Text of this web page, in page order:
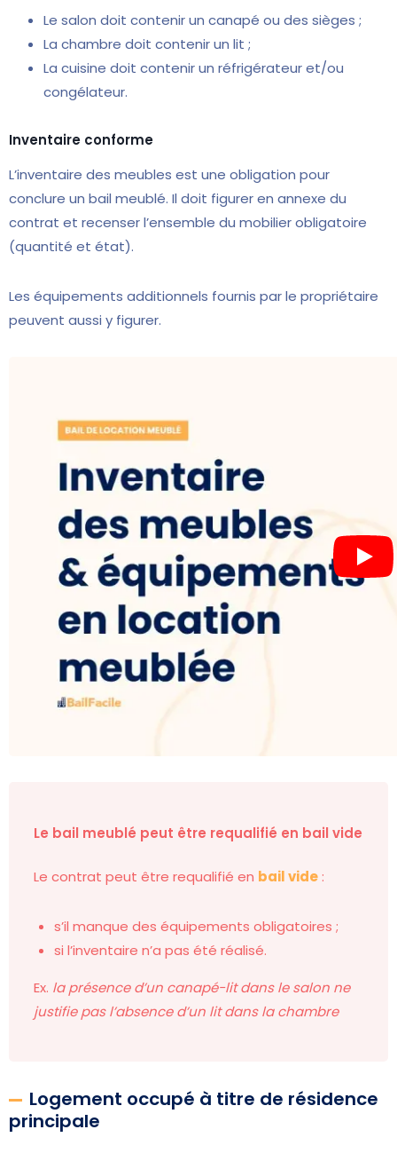
Le salon doit contenir un canapé ou des sièges ;
La chambre doit contenir un lit ;
La cuisine doit contenir un réfrigérateur et/ou
congélateur.
Inventaire conforme
L’inventaire des meubles est une obligation pour
conclure un bail meublé. Il doit figurer en annexe du
contrat et recenser l’ensemble du mobilier obligatoire
(quantité et état).
Les équipements additionnels fournis par le propriétaire
peuvent aussi y figurer.
Le bail meublé peut être requalifié en bail vide
Le contrat peut être requalifié en bail vide :
s’il manque des équipements obligatoires ;
si l’inventaire n’a pas été réalisé.
Ex. la présence d’un canapé-lit dans le salon ne
justifie pas l’absence d’un lit dans la chambre
Logement occupé à titre de résidence
principale